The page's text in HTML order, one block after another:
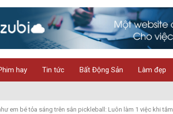
hay Tin tức Bất Động Sản Làm đẹp
em bé tỏa sáng trên sân pickleball: Luôn làm 1 việc khi tắm